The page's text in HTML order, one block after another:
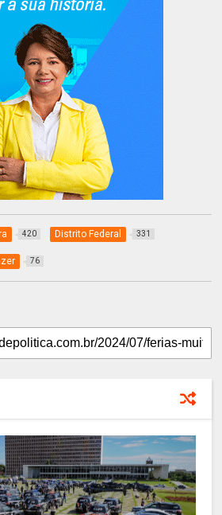
420 Distrito Federal 331
76